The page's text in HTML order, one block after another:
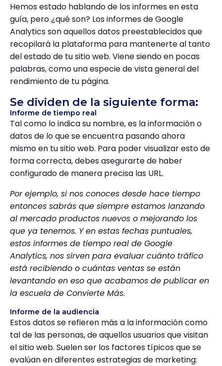
Hemos estado hablando de los informes en esta
guía, pero ¿qué son? Los informes de Google
Analytics son aquellos datos preestablecidos que
recopilará la plataforma para mantenerte al tanto
del estado de tu sitio web. Viene siendo en pocas
palabras, como una especie de vista general del
rendimiento de tu página.
Se dividen de la siguiente forma:
Informe de tiempo real
Tal como lo indica su nombre, es la información o
datos de lo que se encuentra pasando ahora
mismo en tu sitio web. Para poder visualizar esto de
forma correcta, debes asegurarte de haber
configurado de manera precisa las URL.
Por ejemplo, si nos conoces desde hace tiempo
entonces sabrás que siempre estamos lanzando
al mercado productos nuevos o mejorando los
que ya tenemos. Y en estas fechas puntuales,
estos informes de tiempo real de Google
Analytics, nos sirven para evaluar cuánto tráfico
está recibiendo o cuántas ventas se están
levantando en eso que acabamos de publicar en
la escuela de Convierte Más.
Informe de la audiencia
Estos datos se refieren más a la información como
tal de las personas, de aquellos usuarios que visitan
el sitio web. Suelen ser los factores típicos que se
evalúan en diferentes estrategias de marketing: